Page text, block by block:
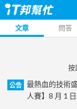
文章 問答
按
公告
最熱血的技術
人賽】8 月 1